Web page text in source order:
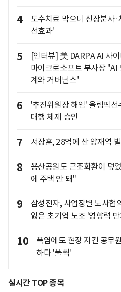
4
도수치료 막으니 신장분사
선효과'
5
[인터뷰] 美 DARPA AI 사
마이크로소프트 부사장 "AI
계와 거버넌스"
6
'추진위원장 해임' 올림픽
대행 체제 승인
7 서장훈, 28억에 산 양재역
8
용산공원도 근조화환이 덮
에 주택 안 돼"
9
삼성전자, 사업장별 노사협
잃은 초기업 노조 '영향력
10
폭염에도 현장 지킨 공무
하다 '풀썩'
실시간 TOP 종목